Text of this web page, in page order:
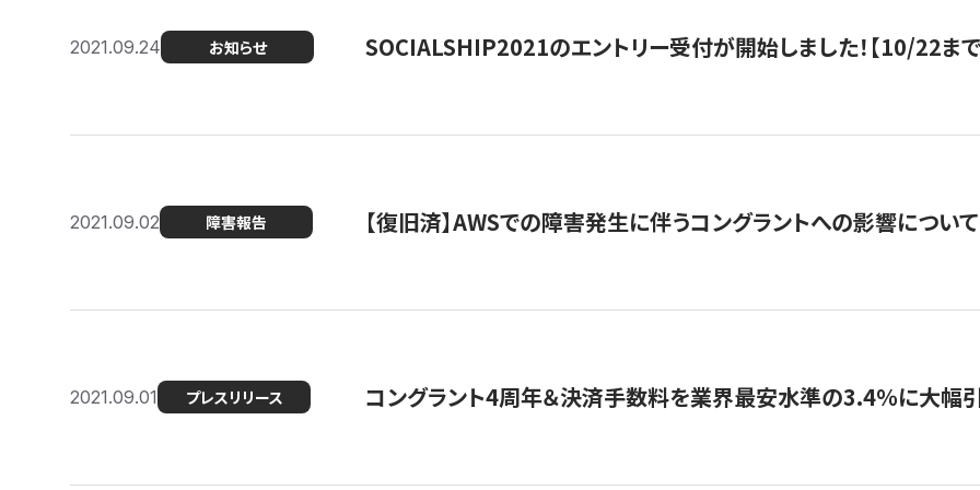
2021.09.24 お知らせ SOCIALSHIP2021のエントリー受付が開始しました！【10/22まで
2021.09.02 障害報告 【復旧済】AWSでの障害発生に伴うコングラントへの影響について
2021.09.01 プレスリリース コングラント4周年＆決済手数料を業界最安水準の3.4％に大幅